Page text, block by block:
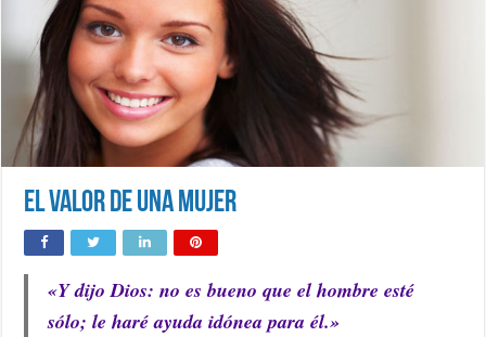
El valor de una mujer
«Y dijo Dios: no es bueno que el hombre esté
sólo; le haré ayuda idónea para él.»